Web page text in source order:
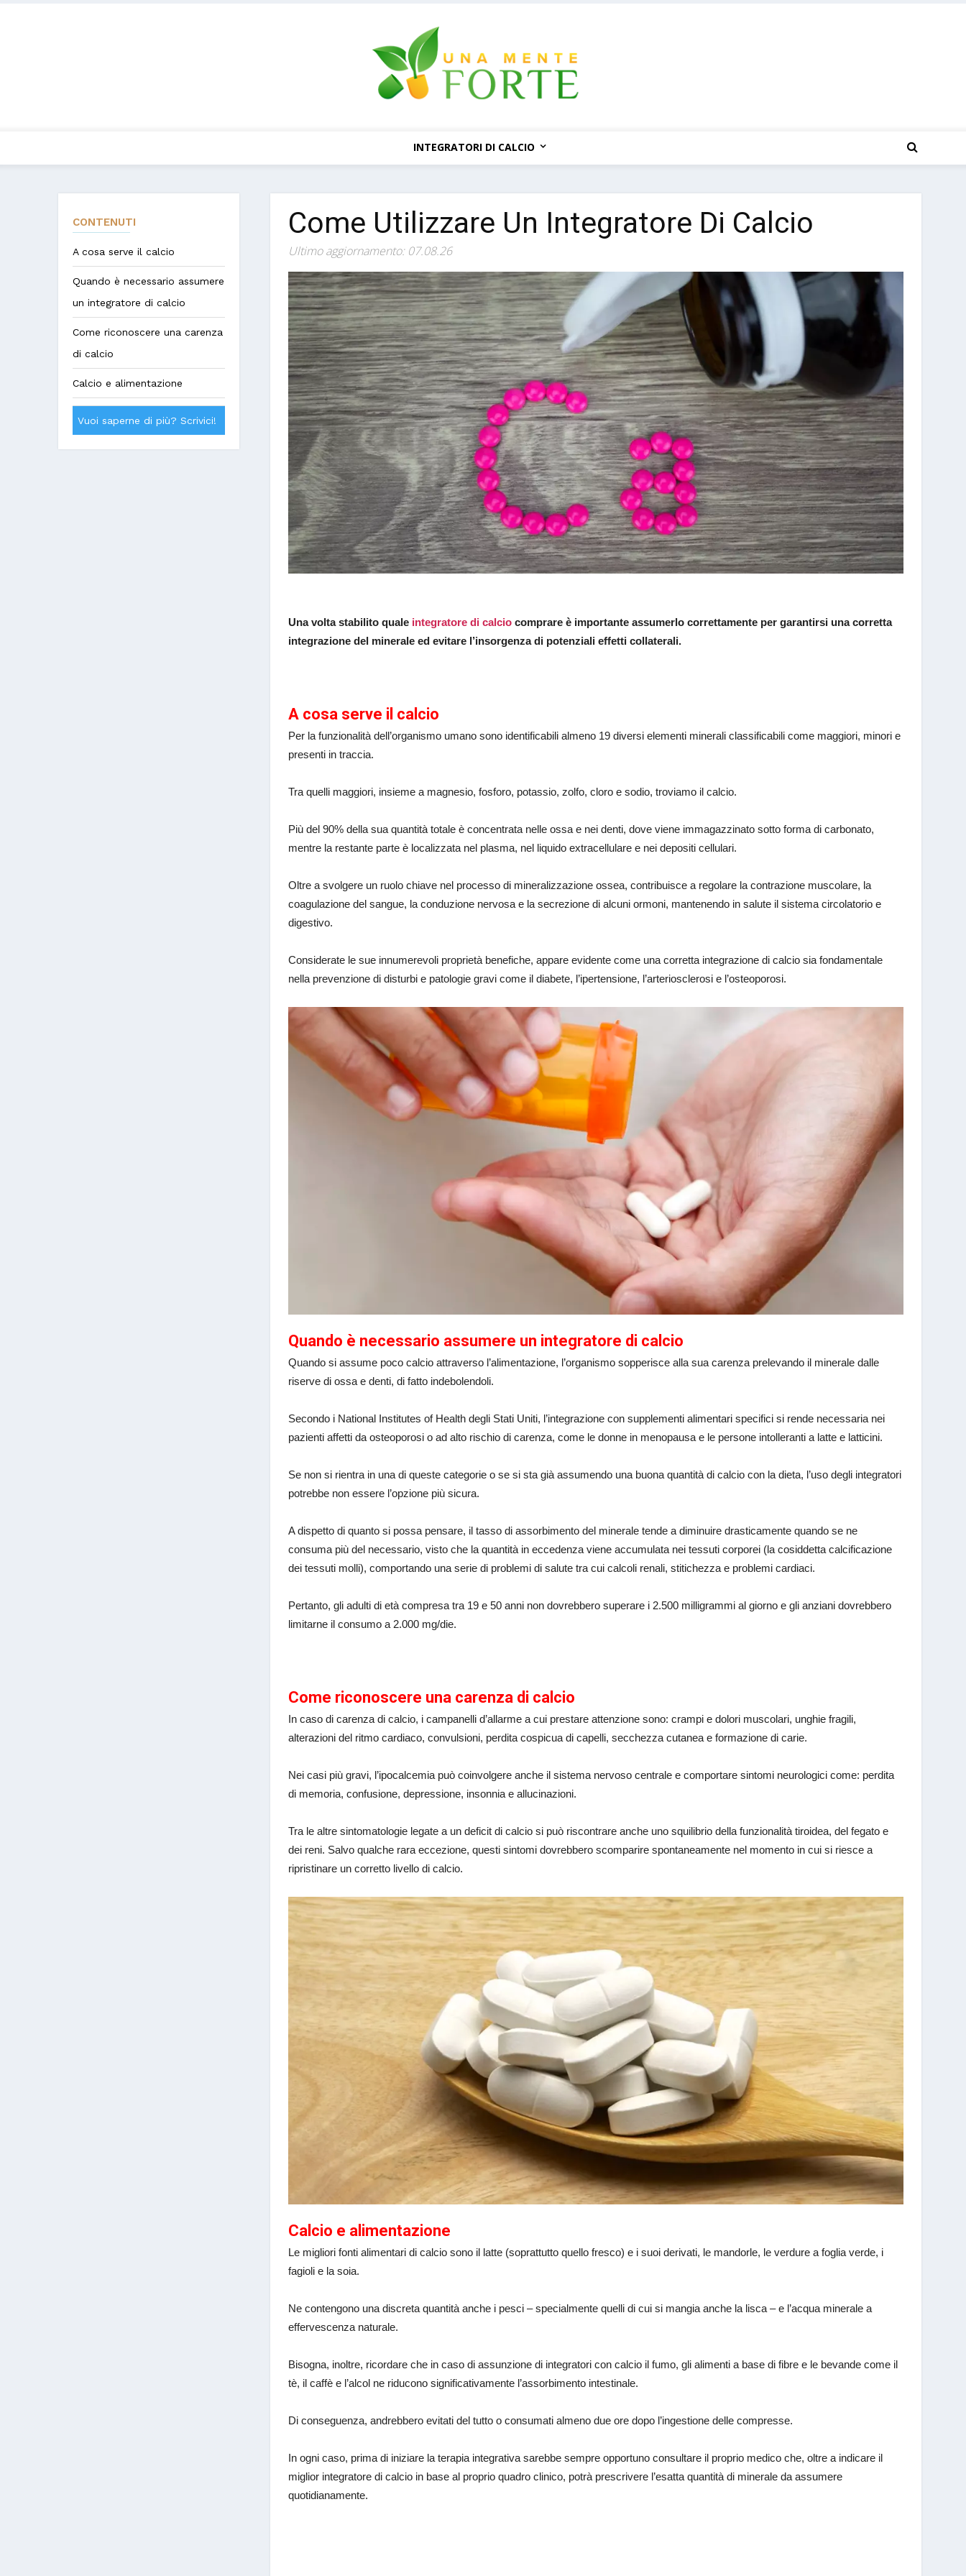
INTEGRATORI DI CALCIO
CONTENUTI
A cosa serve il calcio
Quando è necessario assumere
un integratore di calcio
Come riconoscere una carenza
di calcio
Calcio e alimentazione
Vuoi saperne di più? Scrivici!
Come Utilizzare Un Integratore Di Calcio
Ultimo aggiornamento: 07.08.26
Una volta stabilito quale integratore di calcio comprare è importante assumerlo correttamente per garantirsi una corretta
integrazione del minerale ed evitare l’insorgenza di potenziali effetti collaterali.
A cosa serve il calcio
Per la funzionalità dell’organismo umano sono identificabili almeno 19 diversi elementi minerali classificabili come maggiori, minori e
presenti in traccia.
Tra quelli maggiori, insieme a magnesio, fosforo, potassio, zolfo, cloro e sodio, troviamo ilcalcio.
Più del 90% della sua quantità totale è concentrata nelle ossa e nei denti, dove viene immagazzinato sotto forma di carbonato,
mentre la restante parte è localizzata nel plasma, nel liquido extracellulare e nei depositi cellulari.
Oltre a svolgere un ruolo chiave nel processo di mineralizzazione ossea, contribuisce a regolare la contrazione muscolare, la
coagulazione del sangue, la conduzione nervosa e la secrezione di alcuni ormoni, mantenendo in salute il sistema circolatorio e
digestivo.
Considerate le sue innumerevoli proprietà benefiche, appare evidente come una corretta integrazione di calcio sia fondamentale
nella prevenzione di disturbi e patologie gravi come il diabete, l’ipertensione, l’arteriosclerosi e l’osteoporosi.
Quando è necessario assumere un integratore di calcio
Quando si assume poco calcio attraverso l’alimentazione, l’organismo sopperisce alla sua carenza prelevando il minerale dalle
riserve di ossa e denti, di fatto indebolendoli.
Secondo i National Institutes of Health degli Stati Uniti, l’integrazione con supplementi alimentari specifici si rende necessaria nei
pazienti affetti da osteoporosi o ad alto rischio di carenza, come le donne in menopausa e le persone intolleranti a latte e latticini.
Se non si rientra in una di queste categorie o se si sta già assumendo una buona quantità di calcio con la dieta, l’uso degli integratori
potrebbe non essere l’opzione più sicura.
A dispetto di quanto si possa pensare, il tasso di assorbimento del minerale tende a diminuire drasticamente quando se ne
consuma più del necessario, visto che la quantità in eccedenza viene accumulata nei tessuti corporei (la cosiddetta calcificazione
dei tessuti molli), comportando una serie di problemi di salute tra cui calcoli renali, stitichezza e problemi cardiaci.
Pertanto, gli adulti di età compresa tra 19 e 50 anni non dovrebbero superare i 2.500 milligrammi al giorno e gli anziani dovrebbero
limitarne il consumo a 2.000 mg/die.
Come riconoscere una carenza di calcio
In caso di carenza di calcio, i campanelli d’allarme a cui prestare attenzione sono: crampi e dolori muscolari, unghie fragili,
alterazioni del ritmo cardiaco, convulsioni, perdita cospicua di capelli, secchezza cutanea e formazione di carie.
Nei casi più gravi, l’ipocalcemia può coinvolgere anche il sistema nervoso centrale e comportare sintomi neurologici come: perdita
di memoria, confusione, depressione, insonnia e allucinazioni.
Tra le altre sintomatologie legate a un deficit di calcio si può riscontrare anche uno squilibrio della funzionalità tiroidea, del fegato e
dei reni. Salvo qualche rara eccezione, questi sintomi dovrebbero scomparire spontaneamente nel momento in cui si riesce a
ripristinare un corretto livello di calcio.
Calcio e alimentazione
Le migliori fonti alimentari di calcio sono il latte (soprattutto quello fresco) e i suoi derivati, le mandorle, le verdure a foglia verde, i
fagioli e la soia.
Ne contengono una discreta quantità anche i pesci – specialmente quelli di cui si mangia anche la lisca – e l’acqua minerale a
effervescenza naturale.
Bisogna, inoltre, ricordare che in caso di assunzione di integratori con calcio il fumo, gli alimenti a base di fibre e le bevande come il
tè, il caffè e l’alcol ne riducono significativamente l’assorbimento intestinale.
Di conseguenza, andrebbero evitati del tutto o consumati almeno due ore dopo l’ingestione delle compresse.
In ogni caso, prima di iniziare la terapia integrativa sarebbe sempre opportuno consultare il proprio medico che, oltre a indicare il
miglior integratore di calcio in base al proprio quadro clinico, potrà prescrivere l’esatta quantità di minerale da assumere
quotidianamente.